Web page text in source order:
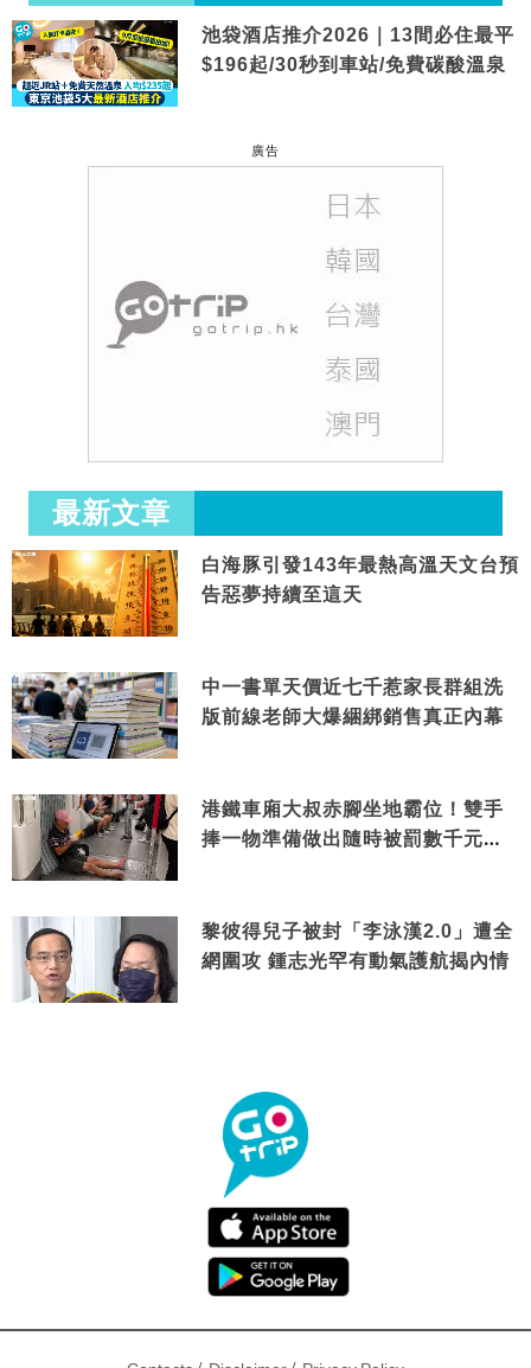
池袋酒店推介2026｜13間必住最平
$196起/30秒到車站/免費碳酸溫泉
廣告
最新文章
白海豚引發143年最熱高溫天文台預
告惡夢持續至這天
中一書單天價近七千惹家長群組洗
版前線老師大爆綑綁銷售真正內幕
港鐵車廂大叔赤腳坐地霸位！雙手
捧一物準備做出隨時被罰數千元舉
黎彼得兒子被封「李泳漢2.0」遭全
網圍攻 鍾志光罕有動氣護航揭內情